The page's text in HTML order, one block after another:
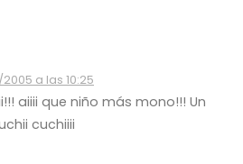
2005 a las 10:25
aiiii que niño más mono!!! Un
cuchiiii